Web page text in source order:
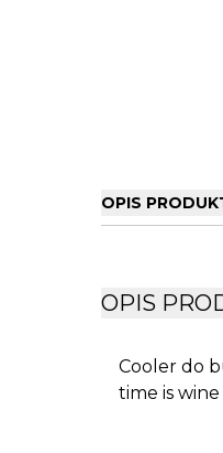
OPIS
OPIS
Cooler do
time is wine